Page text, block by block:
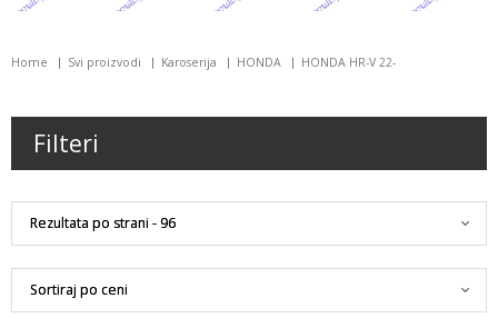
Home Svi proizvodi Karoserija HONDA HONDA HR-V 22-
Filteri